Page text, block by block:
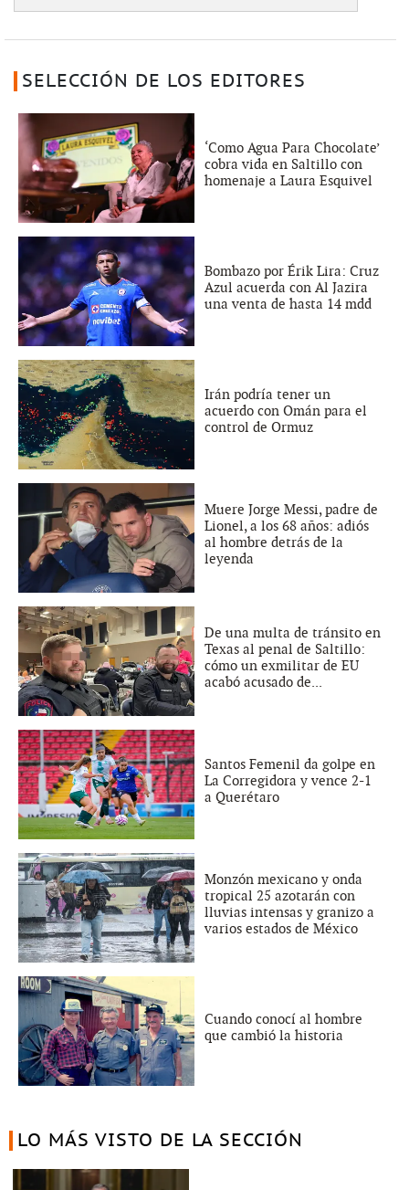
SELECCIÓN DE LOS EDITORES
‘Como Agua Para Chocolate’
cobra vida en Saltillo con
homenaje a Laura Esquivel
Bombazo por Érik Lira: Cruz
Azul acuerda con Al Jazira
una venta de hasta 14 mdd
Irán podría tener un
acuerdo con Omán para el
control de Ormuz
Muere Jorge Messi, padre de
Lionel, a los 68 años: adiós
al hombre detrás de la
leyenda
De una multa de tránsito en
Texas al penal de Saltillo:
cómo un exmilitar de EU
acabó acusado de...
Santos Femenil da golpe en
La Corregidora y vence 2-1
a Querétaro
Monzón mexicano y onda
tropical 25 azotarán con
lluvias intensas y granizo a
varios estados de México
Cuando conocí al hombre
que cambió la historia
LO MÁS VISTO DE LA SECCIÓN